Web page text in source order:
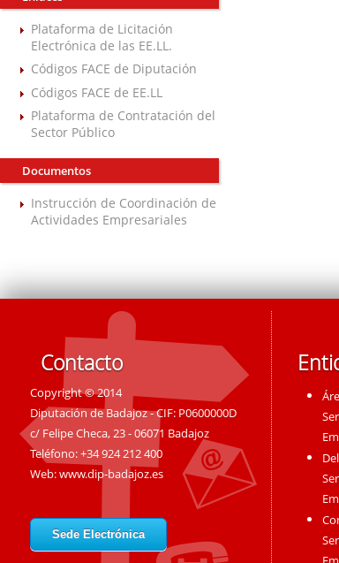
Plataforma de Licitación
Electrónica de las EE.LL.
Códigos FACE de Diputación
Códigos FACE de EE.LL
Plataforma de Contratación del
Sector Público
Documentos
Instrucción de Coordinación de
Actividades Empresariales
Contacto
Copyright © 2014
Diputación de Badajoz - CIF: P0600000D
c/ Felipe Checa, 23 - 06071 Badajoz
Teléfono: +34 924 212 400
Web:www.dip-badajoz.es
Sede Electrónica